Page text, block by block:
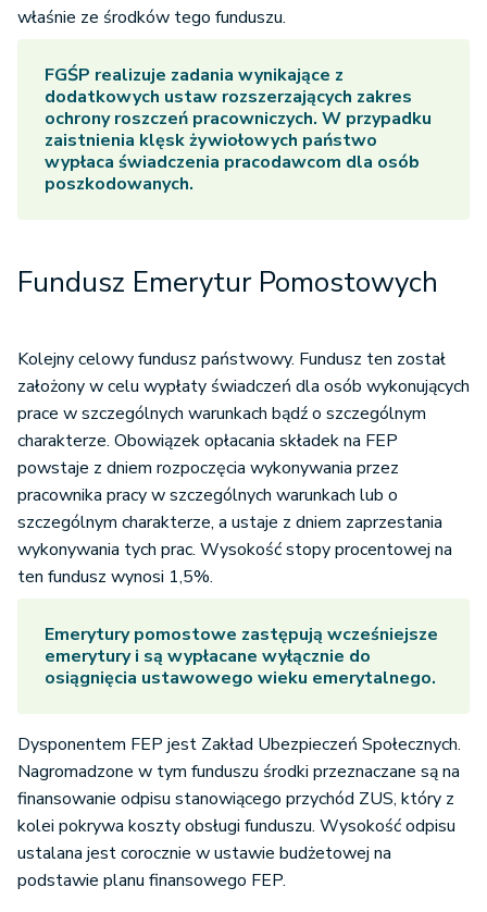
właśnie ze środków tego funduszu.
FGŚP realizuje zadania wynikające z
dodatkowych ustaw rozszerzających zakres
ochrony roszczeń pracowniczych. W przypadku
zaistnienia klęsk żywiołowych państwo
wypłaca świadczenia pracodawcom dla osób
poszkodowanych.
Fundusz Emerytur Pomostowych
Kolejny celowy fundusz państwowy. Fundusz ten został
założony w celu wypłaty świadczeń dla osób wykonujących
prace w szczególnych warunkach bądź o szczególnym
charakterze. Obowiązek opłacania składek na FEP
powstaje z dniem rozpoczęcia wykonywania przez
pracownika pracy w szczególnych warunkach lub o
szczególnym charakterze, a ustaje z dniem zaprzestania
wykonywania tych prac. Wysokość stopy procentowej na
ten fundusz wynosi 1,5%.
Emerytury pomostowe zastępują wcześniejsze
emerytury i są wypłacane wyłącznie do
osiągnięcia ustawowego wieku emerytalnego.
Dysponentem FEP jest Zakład Ubezpieczeń Społecznych.
Nagromadzone w tym funduszu środki przeznaczane są na
finansowanie odpisu stanowiącego przychód ZUS, który z
kolei pokrywa koszty obsługi funduszu. Wysokość odpisu
ustalana jest corocznie w ustawie budżetowej na
podstawie planu finansowego FEP.